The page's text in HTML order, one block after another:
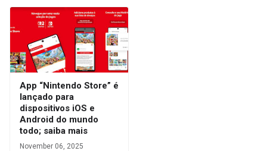
App “Nintendo Store” é
lançado para
dispositivos iOS e
Android do mundo
todo; saiba mais
November 06, 2025